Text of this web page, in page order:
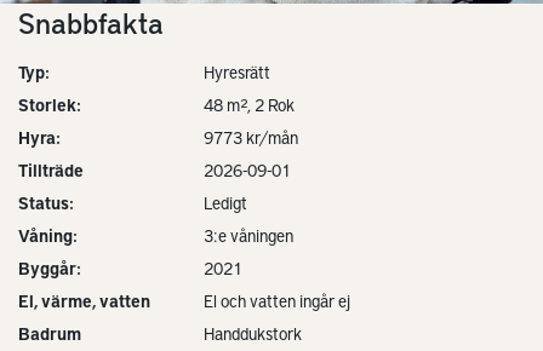
Snabbfakta
Typ:
Hyresrätt
Storlek:
48 m², 2 Rok
Hyra:
9773 kr/mån
Tillträde
2026-09-01
Status:
Ledigt
Våning:
3:e våningen
Byggår:
2021
El, värme, vatten
El och vatten ingår ej
Badrum
Handdukstork